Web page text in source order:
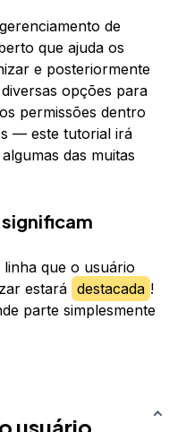
de
que ajuda os
e posteriormente
opções para
permissões dentro
— este tutorial irá
das muitas
significam
que o usuário
estará destacada !
parte simplesmente